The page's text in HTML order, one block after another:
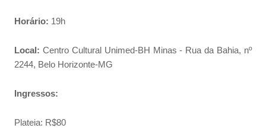
Horário: 19h
Local: Centro Cultural Unimed-BH Minas - Rua da Bahia, nº
2244, Belo Horizonte-MG
Ingressos:
Plateia: R$80